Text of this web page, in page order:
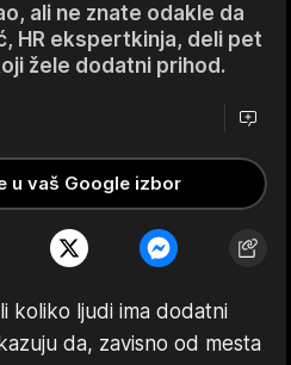
ali ne znate odakle da
HR ekspertkinja, deli pet
žele dodatni prihod.
u vaš Google izbor
koliko ljudi ima dodatni
da, zavisno od mesta